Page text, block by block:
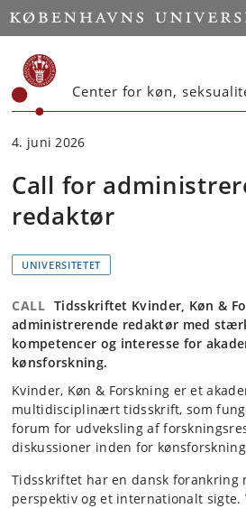
Start
Center for køn,
4. juni 2026
Call for
redaktør
UNIVERSITETET
CALL Tidsskriftet Kvinder, Køn &
administrerende redaktør med
kompetencer og interesse for
kønsforskning.
Kvinder, Køn & Forskning er et
multidisciplinært tidsskrift, som
forum for udveksling af
diskussioner inden for
Tidsskriftet har en dansk forankring
perspektiv og et internationalt